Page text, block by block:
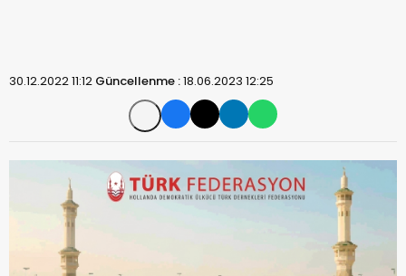
30.12.2022 11:12 Güncellenme :18.06.2023 12:25